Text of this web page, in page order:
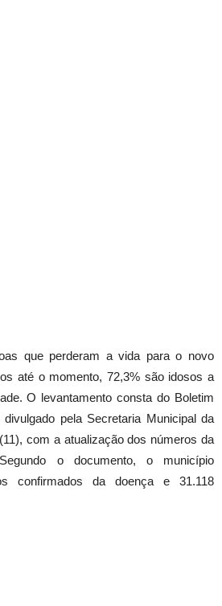
que perderam a vida para o novo
até o momento, 72,3% são idosos a
O levantamento consta do Boletim
divulgado pela Secretaria Municipal da
com a atualização dos números da
o documento, o município
confirmados da doença e 31.118